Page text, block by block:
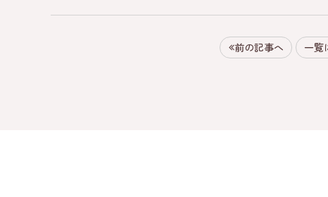
前の記事へ 一覧